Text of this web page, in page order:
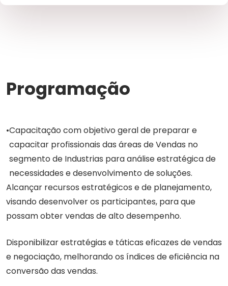
Programação
Capacitação com objetivo geral de preparar e
capacitar profissionais das áreas de Vendas no
segmento de Industrias para análise estratégica de
necessidades e desenvolvimento de soluções.
Alcançar recursos estratégicos e de planejamento,
visando desenvolver os participantes, para que
possam obter vendas de alto desempenho.
Disponibilizar estratégias e táticas eficazes de vendas
e negociação, melhorando os índices de eficiência na
conversão das vendas.